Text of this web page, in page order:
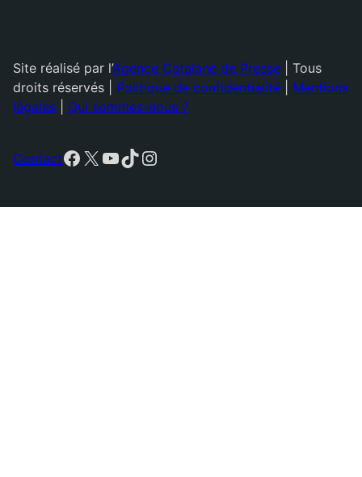
Site réalisé par l’Agence Catalane de Presse | Tous
droits réservés | Politique de confidentialité
Mentions
légales
Qui sommes-nous ?
ContactFacebook
X YouTube
TikTok
Instagram